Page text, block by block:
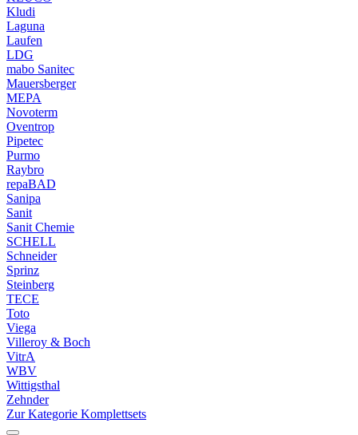
Kludi
Laguna
Laufen
LDG
mabo Sanitec
Mauersberger
MEPA
Novoterm
Oventrop
Pipetec
Purmo
Raybro
repaBAD
Sanipa
Sanit
Sanit Chemie
SCHELL
Schneider
Sprinz
Steinberg
TECE
Toto
Viega
Villeroy & Boch
VitrA
WBV
Wittigsthal
Zehnder
Zur Kategorie Komplettsets